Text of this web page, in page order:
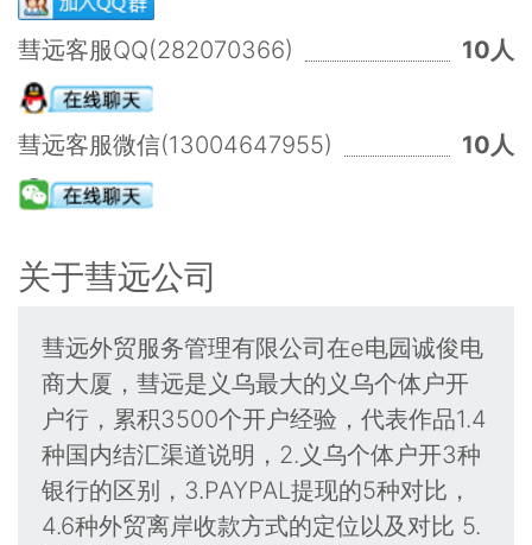
彗远客服QQ(282070366) 10人
彗远客服微信(13004647955) 10人
关于彗远公司
彗远外贸服务管理有限公司在e电园诚俊电
商大厦，彗远是义乌最大的义乌个体户开
户行，累积3500个开户经验，代表作品1.4
种国内结汇渠道说明，2.义乌个体户开3种
银行的区别，3.PAYPAL提现的5种对比，
4.6种外贸离岸收款方式的定位以及对比 5.